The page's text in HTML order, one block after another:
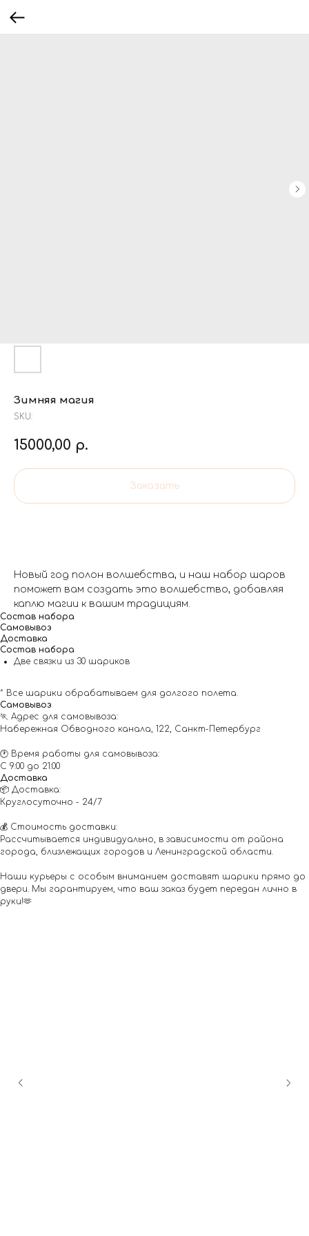
Зимняя магия
SKU:
15000,00 р.
Заказать
Новый год полон волшебства, и наш набор шаров
поможет вам создать это волшебство, добавляя
каплю магии к вашим традициям.
Состав набора
Самовывоз
Доставка
Состав набора
Две связки из 30 шариков
* Все шарики обрабатываем для долгого полета.
Самовывоз
🏃 Адрес для самовывоза:
Набережная Обводного канала, 122, Санкт-Петербург
🕐 Время работы для самовывоза:
С 9:00 до 21:00
Доставка
📦 Доставка:
Круглосуточно - 24/7
💰 Стоимость доставки:
Рассчитывается индивидуально, в зависимости от района
города, близлежащих городов и Ленинградской области.
Наши курьеры с особым вниманием доставят шарики прямо до
двери. Мы гарантируем, что ваш заказ будет передан лично в
руки!🫶